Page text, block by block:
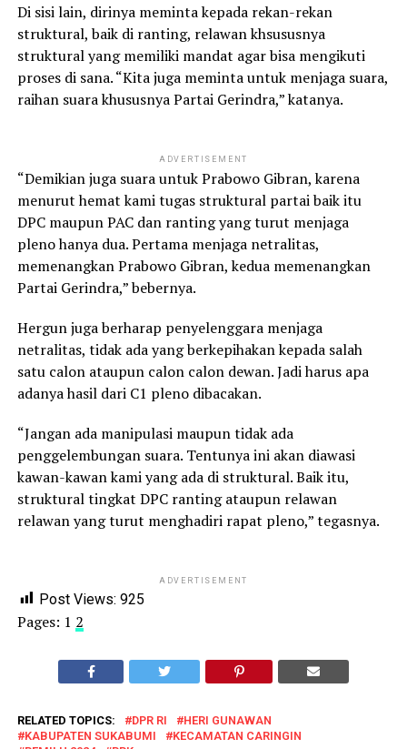
Di sisi lain, dirinya meminta kepada rekan-rekan
struktural, baik di ranting, relawan khsususnya
struktural yang memiliki mandat agar bisa mengikuti
proses di sana. “Kita juga meminta untuk menjaga suara,
raihan suara khususnya Partai Gerindra,” katanya.
ADVERTISEMENT
“Demikian juga suara untuk Prabowo Gibran, karena
menurut hemat kami tugas struktural partai baik itu
DPC maupun PAC dan ranting yang turut menjaga
pleno hanya dua. Pertama menjaga netralitas,
memenangkan Prabowo Gibran, kedua memenangkan
Partai Gerindra,” bebernya.
Hergun juga berharap penyelenggara menjaga
netralitas, tidak ada yang berkepihakan kepada salah
satu calon ataupun calon calon dewan. Jadi harus apa
adanya hasil dari C1 pleno dibacakan.
“Jangan ada manipulasi maupun tidak ada
penggelembungan suara. Tentunya ini akan diawasi
kawan-kawan kami yang ada di struktural. Baik itu,
struktural tingkat DPC ranting ataupun relawan
relawan yang turut menghadiri rapat pleno,” tegasnya.
ADVERTISEMENT
Post Views: 925
Pages: 1 2
RELATED TOPICS: DPR RI
HERI GUNAWAN
KABUPATEN SUKABUMI
KECAMATAN CARINGIN